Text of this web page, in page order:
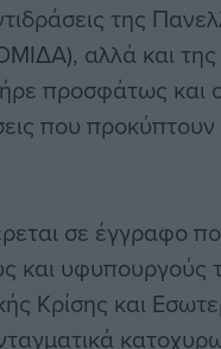
της
αλλά και
προσφάτως και
που
σε έγγραφο
και υφυπουργούς
Κρίσης και